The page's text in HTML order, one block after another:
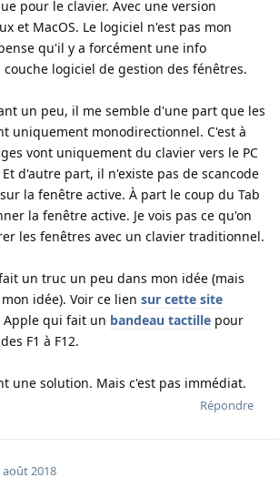
pour le clavier. Avec une version
et MacOS. Le logiciel n'est pas mon
qu'il y a forcément une info
logiciel de gestion des fénêtres.
un peu, il me semble d'une part que les
uniquement monodirectionnel. C'est à
vont uniquement du clavier vers le PC
d'autre part, il n'existe pas de scancode
la fenêtre active. À part le coup du Tab
la fenêtre active. Je vois pas ce qu'on
les fenêtres avec un clavier traditionnel.
un truc un peu dans mon idée (mais
idée). Voir ce lien sur cette site
Apple qui fait un bandeau tactille pour
F1 à F12.
une solution. Mais c'est pas immédiat.
Répondre
août 2018